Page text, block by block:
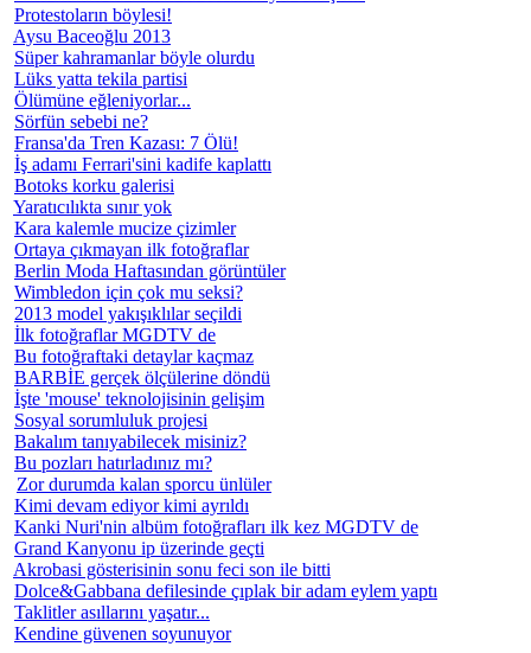
Protestoların böylesi!
Aysu Baceoğlu 2013
Süper kahramanlar böyle olurdu
Lüks yatta tekila partisi
Ölümüne eğleniyorlar...
Sörfün sebebi ne?
Fransa'da Tren Kazası: 7 Ölü!
İş adamı Ferrari'sini kadife kaplattı
Botoks korku galerisi
Yaratıcılıkta sınır yok
Kara kalemle mucize çizimler
Ortaya çıkmayan ilk fotoğraflar
Berlin Moda Haftasından görüntüler
Wimbledon için çok mu seksi?
2013 model yakışıklılar seçildi
İlk fotoğraflar MGDTV de
Bu fotoğraftaki detaylar kaçmaz
BARBİE gerçek ölçülerine döndü
İşte 'mouse' teknolojisinin gelişim
Sosyal sorumluluk projesi
Bakalım tanıyabilecek misiniz?
Bu pozları hatırladınız mı?
Zor durumda kalan sporcu ünlüler
Kimi devam ediyor kimi ayrıldı
Kanki Nuri'nin albüm fotoğrafları ilk kez MGDTV de
Grand Kanyonu ip üzerinde geçti
Akrobasi gösterisinin sonu feci son ile bitti
Dolce&Gabbana defilesinde çıplak bir adam eylem yaptı
Taklitler asıllarını yaşatır...
Kendine güvenen soyunuyor